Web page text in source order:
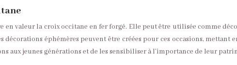
en valeur la croix occitane en fer forgé. Elle peut être utilisée comme
éphémères peuvent être créées pour ces occasions, mettant
aux jeunes générations et de les sensibiliser à l’importance de leur